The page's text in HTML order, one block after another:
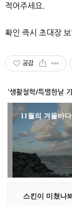
적어주세요.
확인 즉시 초대장
공감
'생활철학/특별한날
11월의 겨울바
스킨이 미쳤나